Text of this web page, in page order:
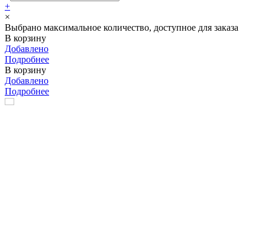
+
×
Выбрано максимальное количество, доступное для заказа
В корзину
Добавлено
Подробнее
В корзину
Добавлено
Подробнее